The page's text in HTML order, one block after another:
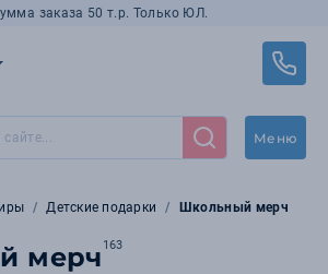
заказа 50 т.р. Только ЮЛ.
Меню
Детские подарки Школьный мерч
мерч 163